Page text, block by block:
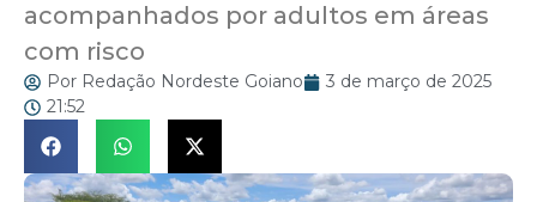
acompanhados por adultos em áreas
com risco
Por Redação Nordeste Goiano
3 de março de 2025
21:52